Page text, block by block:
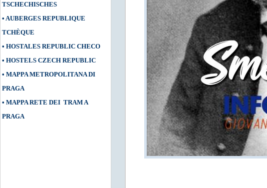
TSCHECHISCHES
• AUBERGES REPUBLIQUE
TCHÈQUE
• HOSTALES REPUBLIC CHECO
• HOSTELS CZECH REPUBLIC
• MAPPA METROPOLITANA DI
PRAGA
• MAPPA RETE DEI TRAM A
PRAGA